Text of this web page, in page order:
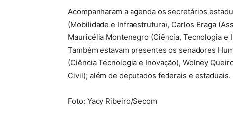
Acompanharam a agenda os secretários
(Mobilidade e Infraestrutura), Carlos Braga
Mauricélia Montenegro (Ciência, Tecnologia e
Também estavam presentes os senadores
(Ciência Tecnologia e Inovação), Wolney
Civil); além de deputados federais e estaduais.
Foto: Yacy Ribeiro/Secom